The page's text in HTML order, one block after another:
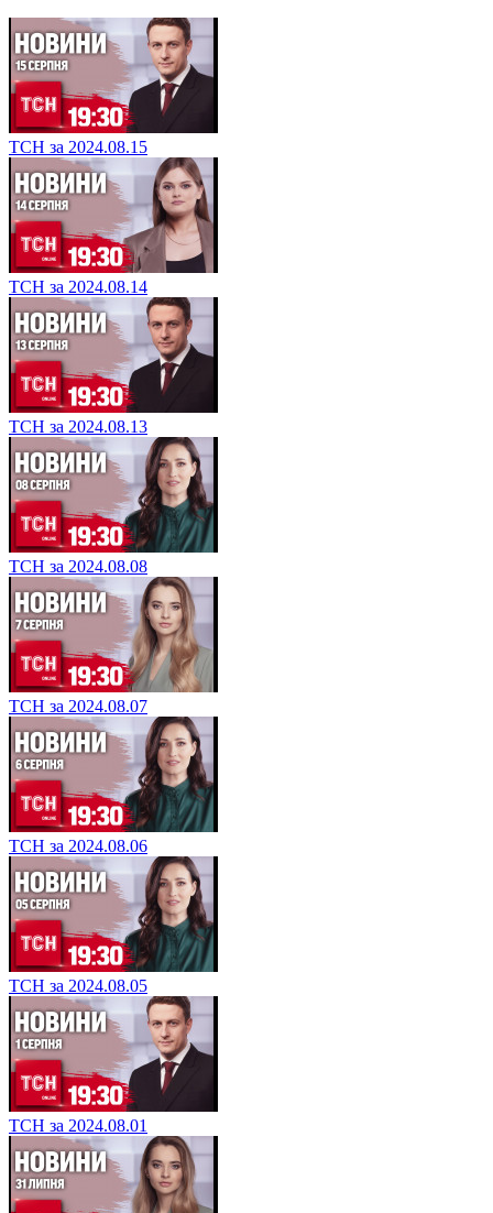
ТСН за 2024.08.15
ТСН за 2024.08.14
ТСН за 2024.08.13
ТСН за 2024.08.08
ТСН за 2024.08.07
ТСН за 2024.08.06
ТСН за 2024.08.05
ТСН за 2024.08.01